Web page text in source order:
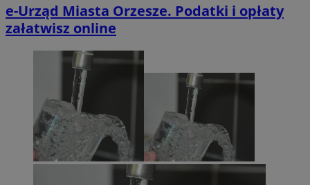
e-Urząd Miasta Orzesze. Podatki i opłaty
załatwisz online